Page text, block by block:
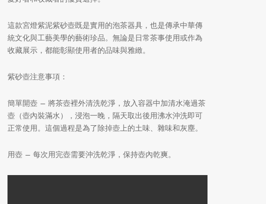
這款宮燈紫泥紫砂壺既是實用的泡茶器具，也是傳承中華傳
統文化與工藝美學的藝術珍品。無論是日常茶事使用或作為
收藏展示，都能彰顯使用者的品味與雅緻。
紫砂壺注意事項：
簡單開壺 – 將茶壺裡外清洗乾淨，放入容器中加清水淹過茶
壺（壺內裝滿水），浸泡一晚，隔天取出後用沸水沖洗即可
正常使用。這個過程是為了除掉壺上的土味、雜味和灰塵。
用壺 – 每次用完壺需要沖洗乾淨，保持壺內乾爽。